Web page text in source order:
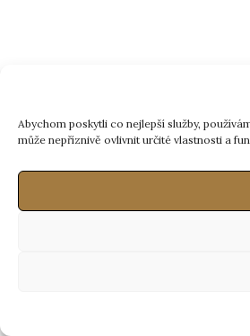
Abychom poskytli co nejlepší služby,
může nepříznivě ovlivnit určité vlastnosti a